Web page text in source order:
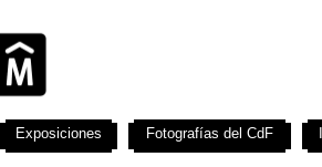
Exposiciones Fotografías del CdF